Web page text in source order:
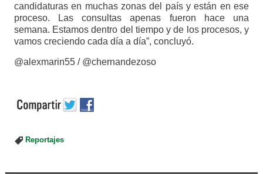
candidaturas en muchas zonas del país y están en ese
proceso. Las consultas apenas fueron hace una
semana. Estamos dentro del tiempo y de los procesos, y
vamos creciendo cada día a día”, concluyó.
@alexmarin55 / @chernandezoso
Reportajes